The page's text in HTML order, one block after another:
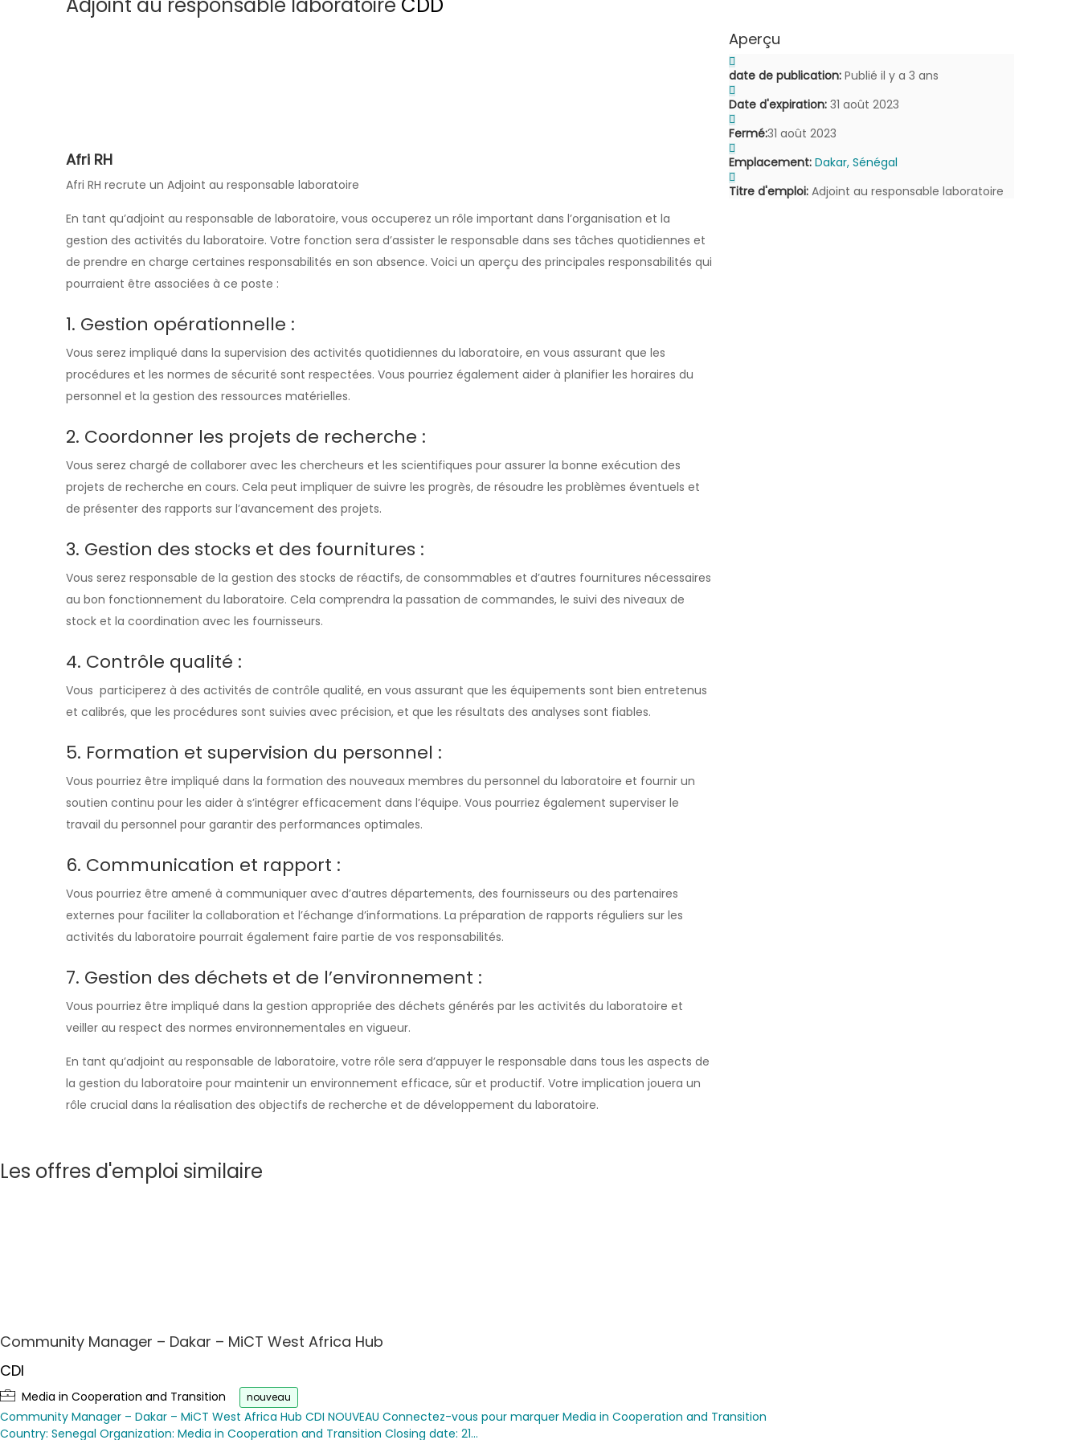
Afri RH
Afri RH recrute un Adjoint au responsable laboratoire
En tant qu’adjoint au responsable de laboratoire, vous occuperez un rôle important dans l’organisation et la
gestion des activités du laboratoire. Votre fonction sera d’assister le responsable dans ses tâches quotidiennes et
de prendre en charge certaines responsabilités en son absence. Voici un aperçu des principales responsabilités qui
pourraient être associées à ce poste :
1. Gestion opérationnelle :
Vous serez impliqué dans la supervision des activités quotidiennes du laboratoire, en vous assurant que les
procédures et les normes de sécurité sont respectées. Vous pourriez également aider à planifier les horaires du
personnel et la gestion des ressources matérielles.
2. Coordonner les projets de recherche :
Vous serez chargé de collaborer avec les chercheurs et les scientifiques pour assurer la bonne exécution des
projets de recherche en cours. Cela peut impliquer de suivre les progrès, de résoudre les problèmes éventuels et
de présenter des rapports sur l’avancement des projets.
3. Gestion des stocks et des fournitures :
Vous serez responsable de la gestion des stocks de réactifs, de consommables et d’autres fournitures nécessaires
au bon fonctionnement du laboratoire. Cela comprendra la passation de commandes, le suivi des niveaux de
stock et la coordination avec les fournisseurs.
4. Contrôle qualité :
Vous participerez à des activités de contrôle qualité, en vous assurant que les équipements sont bien entretenus
et calibrés, que les procédures sont suivies avec précision, et que les résultats des analyses sont fiables.
5. Formation et supervision du personnel :
Vous pourriez être impliqué dans la formation des nouveaux membres du personnel du laboratoire et fournir un
soutien continu pour les aider à s’intégrer efficacement dans l’équipe. Vous pourriez également superviser le
travail du personnel pour garantir des performances optimales.
6. Communication et rapport :
Vous pourriez être amené à communiquer avec d’autres départements, des fournisseurs ou des partenaires
externes pour faciliter la collaboration et l’échange d’informations. La préparation de rapports réguliers sur les
activités du laboratoire pourrait également faire partie de vos responsabilités.
7. Gestion des déchets et de l’environnement :
Vous pourriez être impliqué dans la gestion appropriée des déchets générés par les activités du laboratoire et
veiller au respect des normes environnementales en vigueur.
En tant qu’adjoint au responsable de laboratoire, votre rôle sera d’appuyer le responsable dans tous les aspects de
la gestion du laboratoire pour maintenir un environnement efficace, sûr et productif. Votre implication jouera un
rôle crucial dans la réalisation des objectifs de recherche et de développement du laboratoire.
Aperçu
date de publication: Publié il y a 3 ans
Date d'expiration: 31 août 2023
Fermé:31 août 2023
Emplacement: Dakar, Sénégal
Titre d'emploi: Adjoint au responsable laboratoire
Les offres d'emploi similaire
Community Manager – Dakar – MiCT West Africa Hub
CDI
Media in Cooperation and Transition nouveau
Community Manager – Dakar – MiCT West Africa Hub CDI NOUVEAU Connectez-vous pour marquer Media in Cooperation and Transition
Country: Senegal Organization: Media in Cooperation and Transition Closing date: 21…